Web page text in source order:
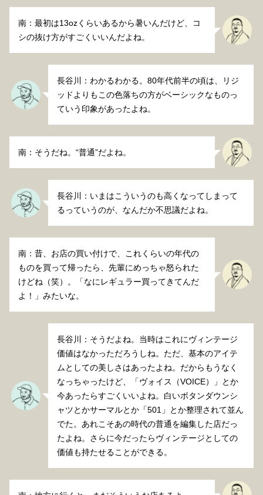
南：最初は13ozくらいあるから暑いんだけど、コ
シの抜け方がすごくいいんだよね。
長谷川：わかるわかる。80年代前半の頃は、リジ
ッドよりもこの色落ちの方がベーシックなものっ
ていう印象があったよね。
南：そうだね。“普通”だよね。
長谷川：いまはこういうのも高くなってしまって
るっていうのが、なんだか不思議だよね。
南：昔、お店の買い付けで、これくらいの年代の
ものを買って帰ったら、先輩にめっちゃ怒られた
けどね（笑）。「なにレギュラー買ってきてんだ
よ！」みたいな。
長谷川：そうだよね。当時はこれにヴィンテージ
価値はなかっただろうしね。ただ、基本のアイテ
ムとしての美しさはあったよね。だからもうなく
なっちゃったけど、「ヴォイス（VOICE）」とか
今あったらすごくいいよね。白いボタンダウンシ
ャツとかサーマルとか「501」とか整理されて並ん
でた。あれこそあの時代の普通を編集した店だっ
たよね。さらに今だったらヴィンテージとしての
価値も持たせることができる。